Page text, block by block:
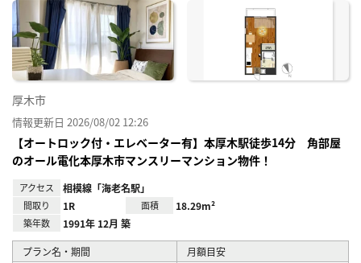
に入
厚木市
情報更新日 2026/08/02 12:26
【オートロック付・エレベーター有】本厚木駅徒歩14分 角部屋
のオール電化本厚木市マンスリーマンション物件！
アクセス 相模線「海老名駅」
間取り 1R 面積 18.29m²
築年数 1991年 12月 築
プラン名・期間 月額目安